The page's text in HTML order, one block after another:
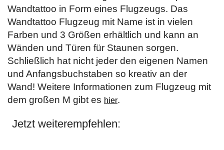
Wandtattoo in Form eines Flugzeugs. Das
Wandtattoo Flugzeug mit Name ist in vielen
Farben und 3 Größen erhältlich und kann an
Wänden und Türen für Staunen sorgen.
Schließlich hat nicht jeder den eigenen Namen
und Anfangsbuchstaben so kreativ an der
Wand! Weitere Informationen zum Flugzeug mit
dem großen M gibt es hier.
Jetzt weiterempfehlen: